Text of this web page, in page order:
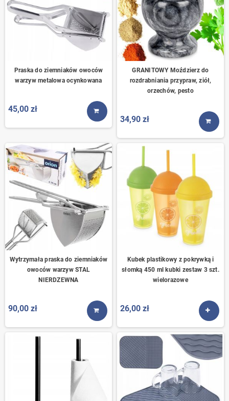
Praska do ziemniaków owoców
warzyw metalowa ocynkowana
45,00 zł
KUP TERAZ
GRANITOWY Moździerz do
rozdrabniania przypraw, ziół,
orzechów, pesto
34,90 zł
KUP
Wytrzymała praska do ziemniaków
owoców warzyw STAL
NIERDZEWNA
90,00 zł
KUP TERAZ
Kubek plastikowy z pokrywką i
słomką 450 ml kubki zestaw 3 szt.
wielorazowe
26,00 zł